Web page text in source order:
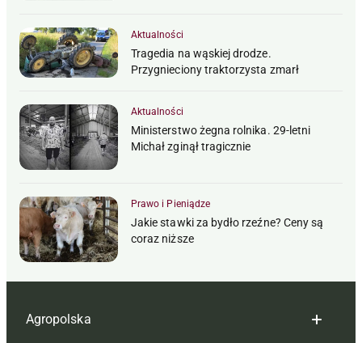
Aktualności
Tragedia na wąskiej drodze.
Przygnieciony traktorzysta zmarł
Aktualności
Ministerstwo żegna rolnika. 29-letni
Michał zginął tragicznie
Prawo i Pieniądze
Jakie stawki za bydło rzeźne? Ceny są
coraz niższe
Agropolska